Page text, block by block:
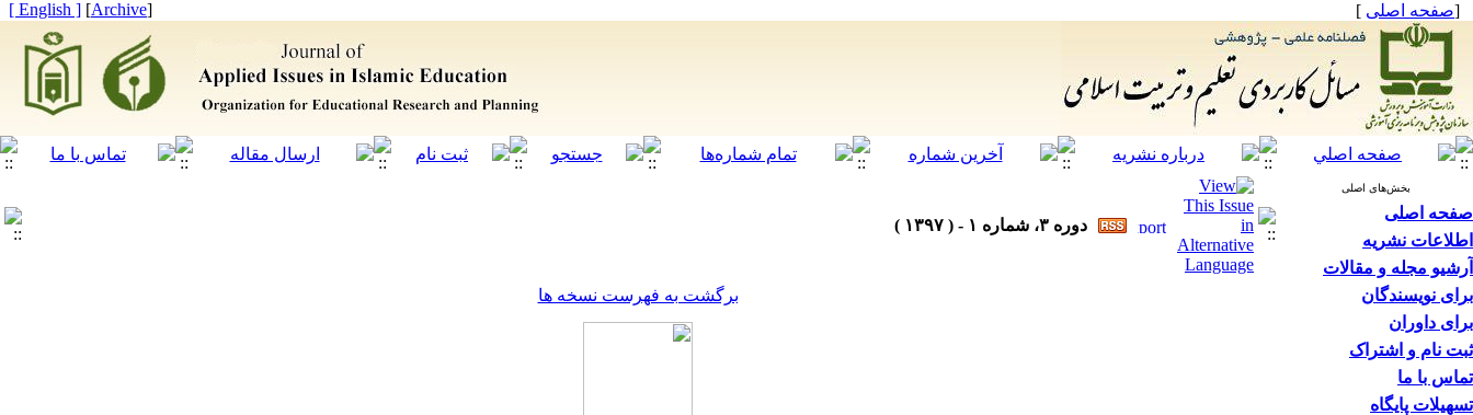
[صفحه اصلی ]
[
Archive
]
[ English ]
بخش‌های اصلی
صفحه اصلی
اطلاعات نشریه
آرشیو مجله و مقالات
برای نویسندگان
برای داوران
ثبت نام و اشتراک
تماس با ما
تسهیلات پایگاه
دوره ۳، شماره ۱ - ( ۱۳۹۷ )
برگشت به فهرست نسخه ها